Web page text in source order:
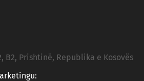
B2, Prishtinë, Republika e Kosovës